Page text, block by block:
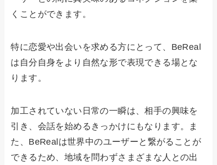
くことができます。
特に恋愛や出会いを求める方にとって、BeReal
は自分自身をより自然な形で表現できる場とな
ります。
加工されていない日常の一瞬は、相手の興味を
引き、会話を始めるきっかけにもなります。ま
た、BeRealは世界中のユーザーと繋がることが
できるため、地域を問わずさまざまな人との出